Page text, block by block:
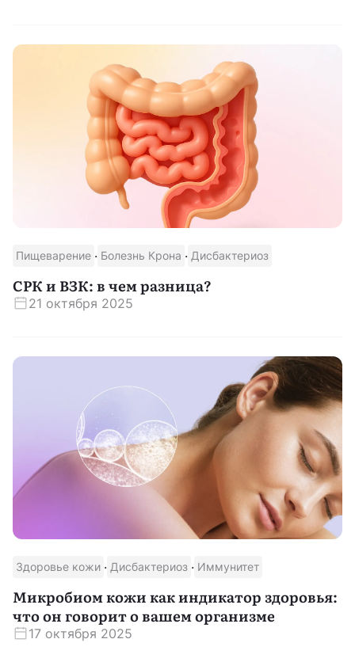
Пищеварение · Болезнь Крона · Дисбактериоз
СРК и ВЗК: в чем разница?
21 октября 2025
Здоровье кожи · Дисбактериоз · Иммунитет
Микробиом кожи как индикатор здоровья:
что он говорит о вашем организме
17 октября 2025